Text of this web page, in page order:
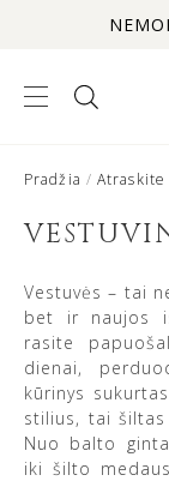
Pradžia /Atraskite
Vestuvės – tai
bet ir naujos
rasite
dienai,
kūrinys
stilius, tai šiltas
Nuo balto
iki šilto